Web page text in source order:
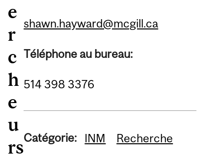
e
r
c
h
e
u
rs
shawn.hayward@mcgill.ca
Téléphone au bureau:
514 398 3376
Catégorie: INM Recherche